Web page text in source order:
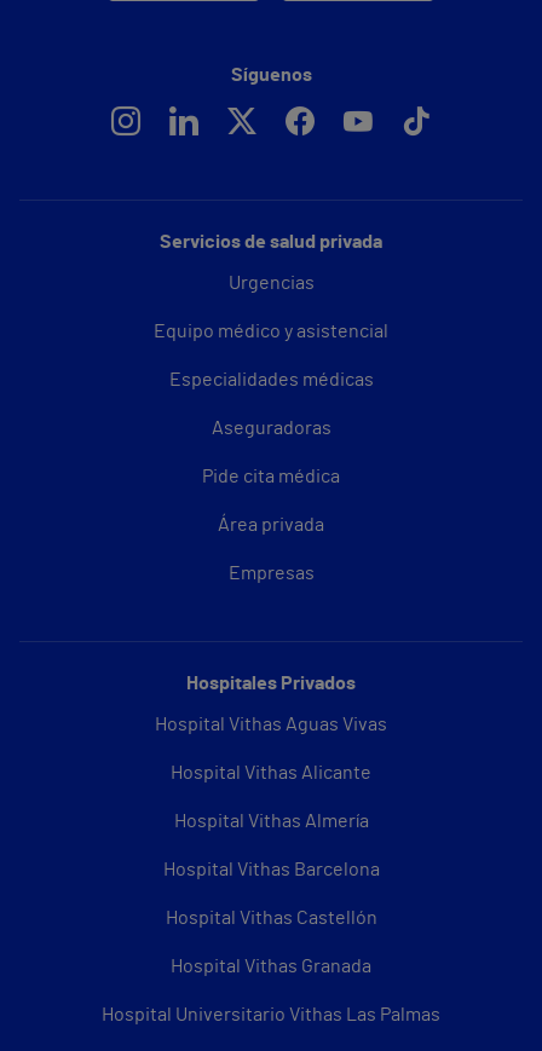
Servicios de salud privada
Urgencias
Equipo médico y asistencial
Especialidades médicas
Aseguradoras
Pide cita médica
Área privada
Empresas
Hospitales Privados
Hospital Vithas Aguas Vivas
Hospital Vithas Alicante
Hospital Vithas Almería
Hospital Vithas Barcelona
Hospital Vithas Castellón
Hospital Vithas Granada
Hospital Universitario Vithas Las Palmas
Síguenos